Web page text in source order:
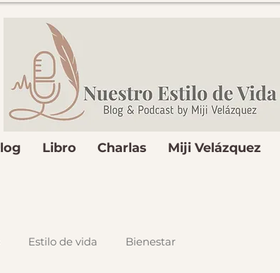
Libro Charlas Miji Velázquez
Estilo de vida Bienestar